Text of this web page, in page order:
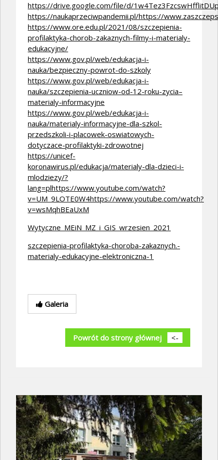
https://drive.google.com/file/d/
https://naukaprzeciwpandemii.pl/https://
https://www.ore.edu.pl/2021/08/szczepienia-
profilaktyka-chorob-zakaznych-filmy-i-materialy-
edukacyjne/
https://www.gov.pl/web/edukacja-i-
nauka/bezpieczny-powrot-do-szkoly
https://www.gov.pl/web/edukacja-i-
nauka/szczepienia-uczniow-od-12-roku-zycia–
materialy-informacyjne
https://www.gov.pl/web/edukacja-i-
nauka/materialy-informacyjne-dla-szkol-
przedszkoli-i-placowek-oswiatowych-
dotyczace-profilaktyki-zdrowotnej
https://unicef-
koronawirus.pl/edukacja/materialy-dla-dzieci-i-
mlodziezy/?
lang=plhttps://www.youtube.com/watch?
v=UM_9LOTE0W4https://www.youtube.com/watch?
v=wsMqhBEaUxM
Wytyczne_MEiN_MZ_i_GIS_wrzesien_2021
szczepienia-profilaktyka-choroba-zakaznych.-
materialy-edukacyjne-elektroniczna-1
Galeria
Powrót do strony głównej <-